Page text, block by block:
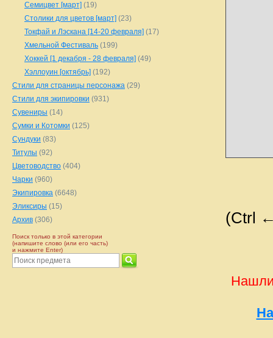
(Ctrl
Нашли
Семицвет [март] (19)
Столики для цветов [март] (23)
Токфай и Лэскана [14-20 февраля] (17)
Хмельной Фестиваль (199)
Хоккей [1 декабря - 28 февраля] (49)
Хэллоуин [октябрь] (192)
Стили для страницы персонажа (29)
Стили для экипировки (931)
Сувениры (14)
Сумки и Котомки (125)
Сундуки (83)
Титулы (92)
Цветоводство (404)
Чарки (960)
Экипировка (6648)
Эликсиры (15)
Архив (306)
Поиск только в этой категории
(напишите слово (или его часть)
и нажмите Enter)